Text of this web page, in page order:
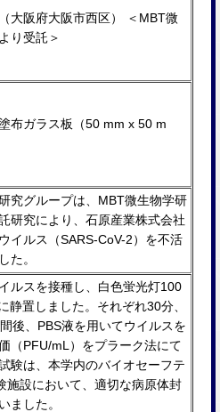
大阪府大阪市西区） ＜MBT微
り受託＞
布ガラス板（50 mm x 50 m
究グループは、MBT微生物学研
研究により、石原産業株式会社
イルス（SARS-CoV-2）を不活
た。
ルスを接種し、白色蛍光灯100
静置しました。それぞれ30分、
後、PBS液を用いてウイルスを
（PFU/mL）をプラーク法にて
験は、本学内のバイオセーフテ
施設において、適切な病原体封
ました。